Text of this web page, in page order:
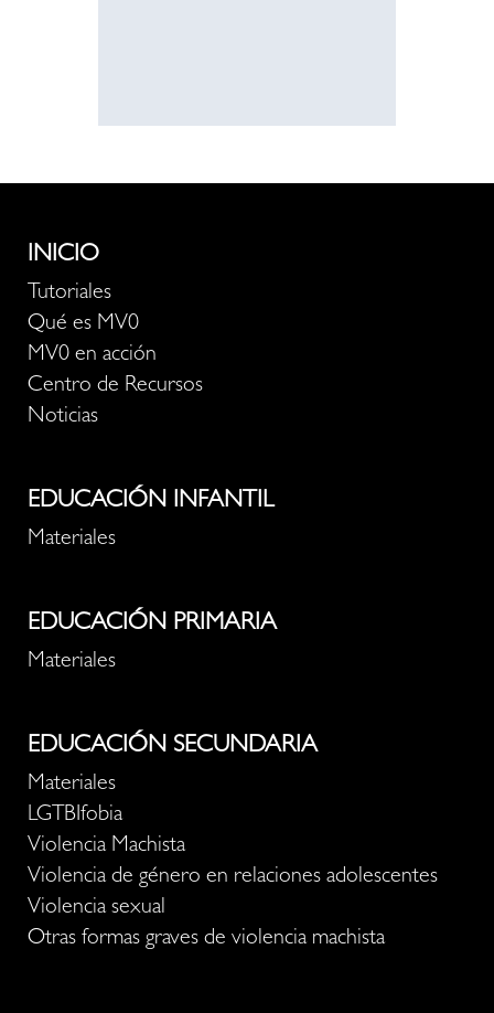
INICIO
Tutoriales
Qué es MV0
MV0 en acción
Centro de Recursos
Noticias
EDUCACIÓN INFANTIL
Materiales
EDUCACIÓN PRIMARIA
Materiales
EDUCACIÓN SECUNDARIA
Materiales
LGTBIfobia
Violencia Machista
Violencia de género en relaciones adolescentes
Violencia sexual
Otras formas graves de violencia machista